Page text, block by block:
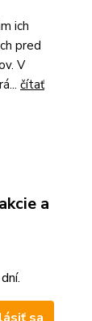
ich
pred
V
čítať
a